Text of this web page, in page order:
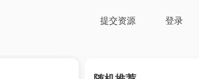
提交资源 登录